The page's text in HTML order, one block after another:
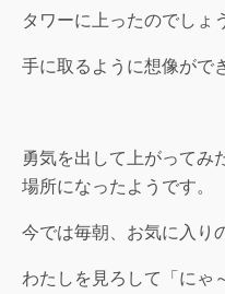
タワーに上ったのでしょ
手に取るように想像がで
勇気を出して上がってみ
場所になったようです。
今では毎朝、お気に入り
わたしを見ろして「にゃ